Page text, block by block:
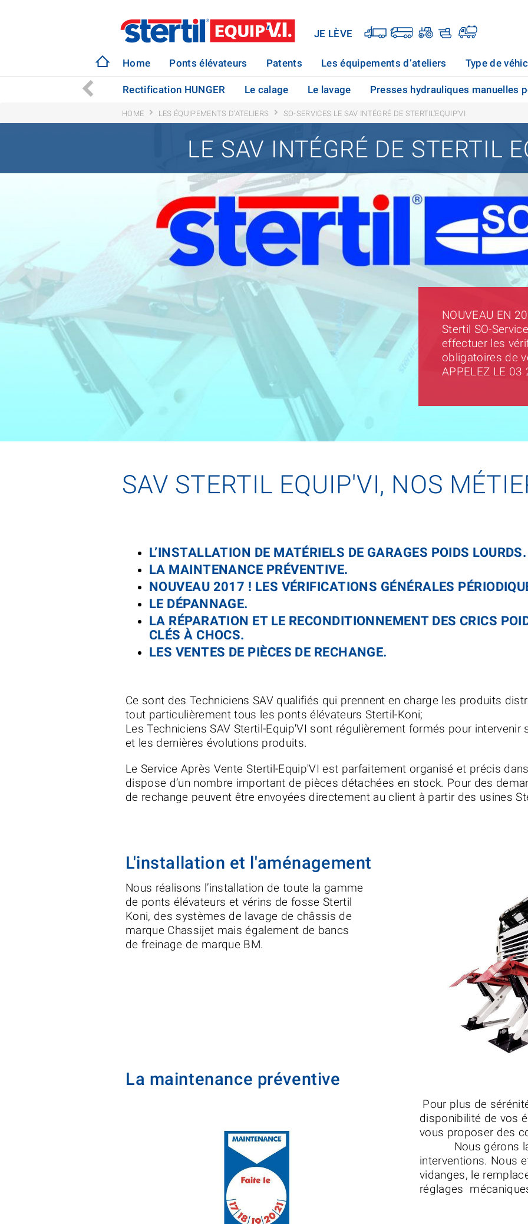
JE LÈVE
Home Ponts élévateurs Patents Les équipements d’ateliers Type de
Sécurité, Santé Rectification HUNGER Le calage Le lavage Presses hydrauliques manuelles
HOME LES ÉQUIPEMENTS D’ATELIERS SO-SERVICES LE SAV INTÉGRÉ DE STERTIL'EQUIP'VI
LE SAV INTÉGRÉ DE STERTIL
NOUVEAU EN
Stertil SO-
effectuer les
obligatoires de
APPELEZ LE
SAV STERTIL EQUIP'VI, NOS
L’INSTALLATION DE MATÉRIELS DE GARAGES POIDS LOURDS.
LA MAINTENANCE PRÉVENTIVE.
NOUVEAU 2017 ! LES VÉRIFICATIONS GÉNÉRALES
LE DÉPANNAGE.
LA RÉPARATION ET LE RECONDITIONNEMENT DES CRICS
CLÉS À CHOCS.
LES VENTES DE PIÈCES DE RECHANGE.
Ce sont des Techniciens SAV qualifiés qui prennent en charge les produits
tout particulièrement tous les ponts élévateurs Stertil-Koni;
Les Techniciens SAV Stertil-Equip'VI sont régulièrement formés pour intervenir
et les dernières évolutions produits.
Le Service Après Vente Stertil-Equip'VI est parfaitement organisé et précis
dispose d’un nombre important de pièces détachées en stock. Pour des
de rechange peuvent être envoyées directement au client à partir des usines
L'installation et l'aménagement
Nous réalisons l’installation de toute la gamme
de ponts élévateurs et vérins de fosse Stertil
Koni, des systèmes de lavage de châssis de
marque Chassijet mais également de bancs
de freinage de marque BM.
La maintenance préventive
Pour plus de
disponibilité de vos
vous proposer
Nous gérons la
interventions. Nous
vidanges, le
réglages